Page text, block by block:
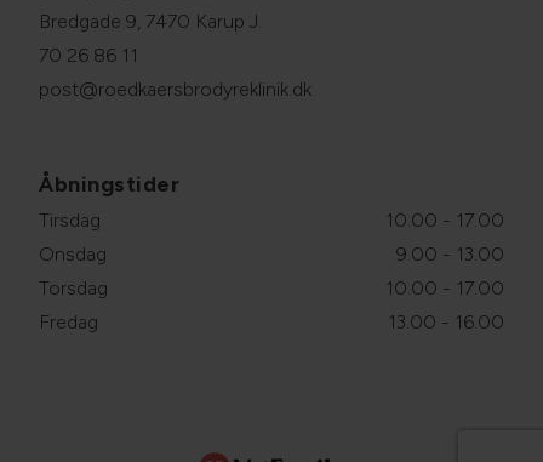
Bredgade 9, 7470 Karup J.
70 26 86 11
post@roedkaersbrodyreklinik.dk
Åbningstider
Tirsdag
10.00 - 17.00
Onsdag
9.00 - 13.00
Torsdag
10.00 - 17.00
Fredag
13.00 - 16.00